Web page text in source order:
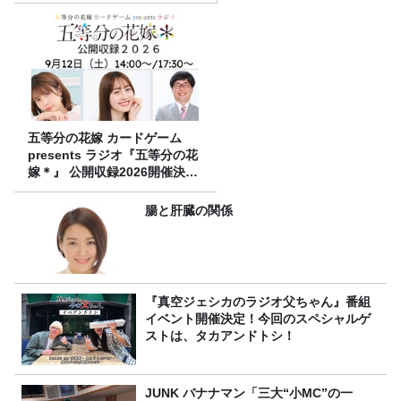
五等分の花嫁 カードゲーム
presents ラジオ『五等分の花
嫁＊』 公開収録2026開催決
定！
腸と肝臓の関係
『真空ジェシカのラジオ父ちゃん』番組
イベント開催決定！今回のスペシャルゲ
ストは、タカアンドトシ！
JUNK バナナマン「三大“小MC”の一